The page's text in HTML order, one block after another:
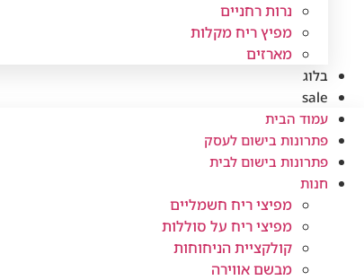
נרות רחניים
מפיץ ריח מקלות
מארזים
בלוג
sale
עמוד הבית
פתרונות בישום לעסק
פתרונות בישום לבית
חנות
מפיצי ריח חשמליים
מפיצי ריח על סוללות
קולקציית הניחוחות
מבשם אווירה